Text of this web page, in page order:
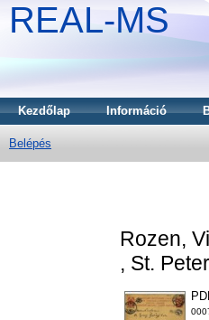
REAL-MS
Kezdőlap Információ
Belépés
Rozen,
, St.